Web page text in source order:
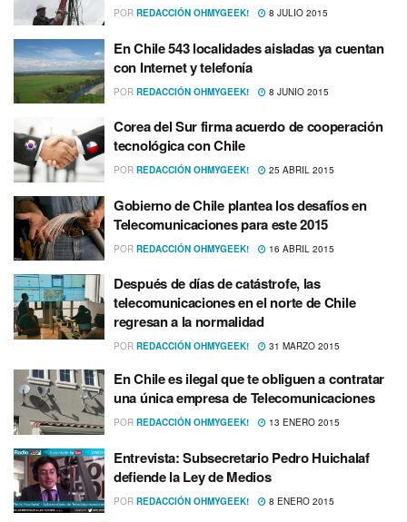
POR REDACCIÓN OHMYGEEK! 8 JULIO 2015
En Chile 543 localidades aisladas ya cuentan
con Internet y telefoní­a
POR REDACCIÓN OHMYGEEK! 8 JUNIO 2015
Corea del Sur firma acuerdo de cooperación
tecnológica con Chile
POR REDACCIÓN OHMYGEEK! 25 ABRIL 2015
Gobierno de Chile plantea los desafí­os en
Telecomunicaciones para este 2015
POR REDACCIÓN OHMYGEEK! 16 ABRIL 2015
Después de dí­as de catástrofe, las
telecomunicaciones en el norte de Chile
regresan a la normalidad
POR REDACCIÓN OHMYGEEK! 31 MARZO 2015
En Chile es ilegal que te obliguen a contratar
una única empresa de Telecomunicaciones
POR REDACCIÓN OHMYGEEK! 13 ENERO 2015
Entrevista: Subsecretario Pedro Huichalaf
defiende la Ley de Medios
POR REDACCIÓN OHMYGEEK! 8 ENERO 2015